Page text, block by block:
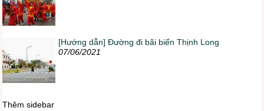
[Hướng dẫn] Đường đi bãi biển Thịnh Long
07/06/2021
Thêm sidebar